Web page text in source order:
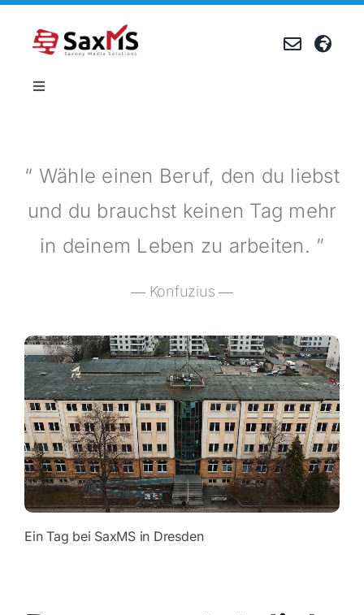
springen
Toggle
Referenzen
Unternehmen
Events
Blog
Kontakt
Ein Tag bei SaxMS in Dresden
“ Wähle einen Beruf, den du liebst
und du brauchst keinen Tag mehr
in deinem Leben zu arbeiten. ”
― Konfuzius ―